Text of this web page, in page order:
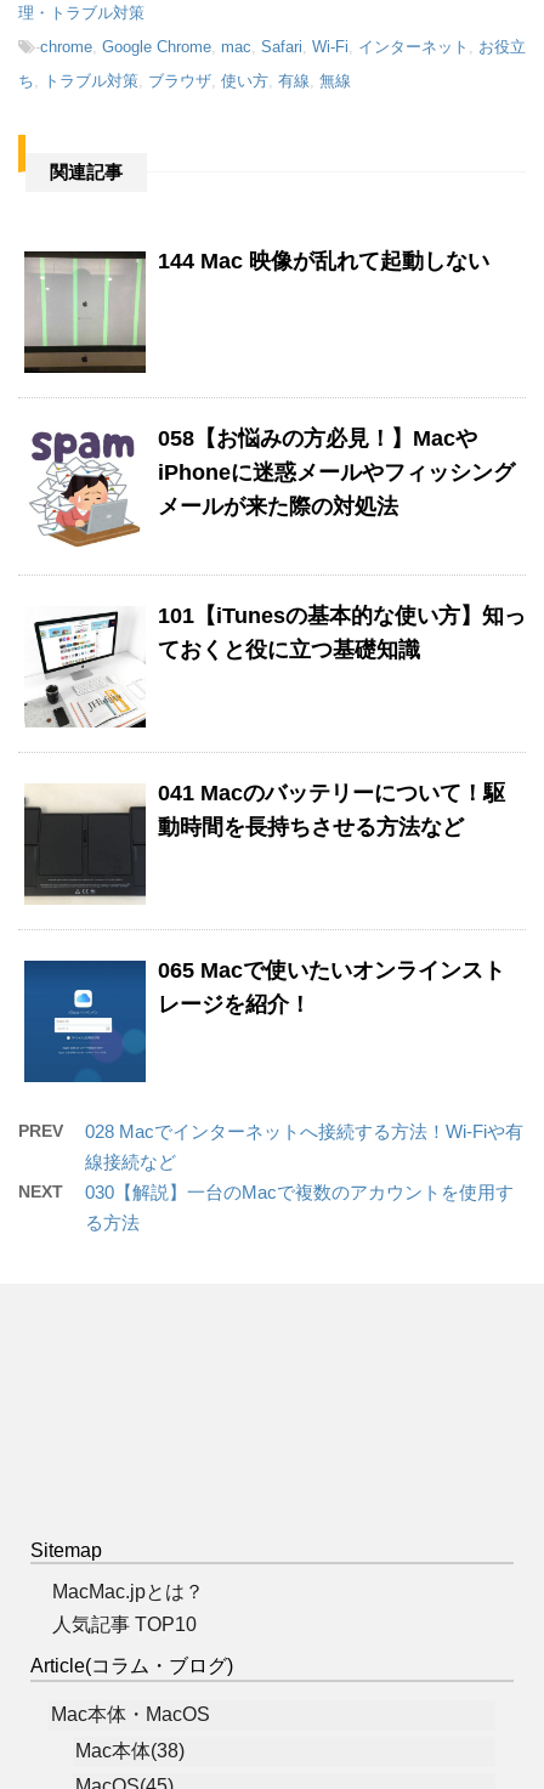
理・トラブル対策
-chrome Google Chrome mac Safari Wi-Fi インターネット
お役立
ち
トラブル対策 ブラウザ 使い方 有線 無線
関連記事
144 Mac 映像が乱れて起動しない
058【お悩みの方必見！】Macや
iPhoneに迷惑メールやフィッシング
メールが来た際の対処法
101【iTunesの基本的な使い方】知っ
ておくと役に立つ基礎知識
041 Macのバッテリーについて！駆
動時間を長持ちさせる方法など
065 Macで使いたいオンラインスト
レージを紹介！
PREV
028 Macでインターネットへ接続する方法！Wi-Fiや有
線接続など
NEXT
030【解説】一台のMacで複数のアカウントを使用す
る方法
Sitemap
MacMac.jpとは？
人気記事 TOP10
Article(コラム・ブログ)
Mac本体・MacOS
Mac本体(38)